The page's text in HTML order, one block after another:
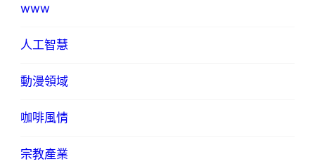
www
人工智慧
動漫領域
咖啡風情
宗教產業